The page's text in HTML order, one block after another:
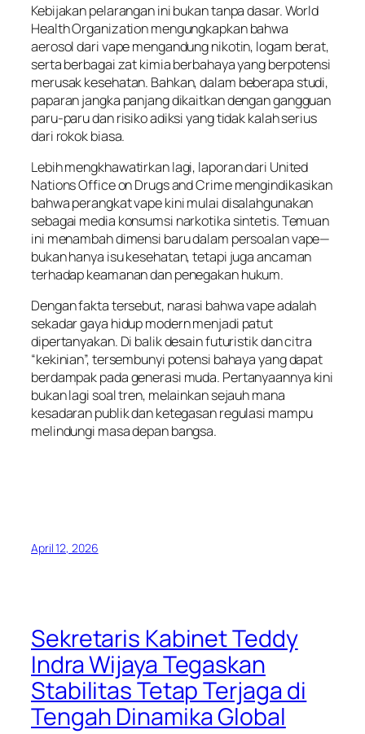
Kebijakan pelarangan ini bukan tanpa dasar. World
Health Organization mengungkapkan bahwa
aerosol dari vape mengandung nikotin, logam berat,
serta berbagai zat kimia berbahaya yang berpotensi
merusak kesehatan. Bahkan, dalam beberapa studi,
paparan jangka panjang dikaitkan dengan gangguan
paru-paru dan risiko adiksi yang tidak kalah serius
dari rokok biasa.
Lebih mengkhawatirkan lagi, laporan dari United
Nations Office on Drugs and Crime mengindikasikan
bahwa perangkat vape kini mulai disalahgunakan
sebagai media konsumsi narkotika sintetis. Temuan
ini menambah dimensi baru dalam persoalan vape—
bukan hanya isu kesehatan, tetapi juga ancaman
terhadap keamanan dan penegakan hukum.
Dengan fakta tersebut, narasi bahwa vape adalah
sekadar gaya hidup modern menjadi patut
dipertanyakan. Di balik desain futuristik dan citra
“kekinian”, tersembunyi potensi bahaya yang dapat
berdampak pada generasi muda. Pertanyaannya kini
bukan lagi soal tren, melainkan sejauh mana
kesadaran publik dan ketegasan regulasi mampu
melindungi masa depan bangsa.
April 12, 2026
Sekretaris Kabinet Teddy
Indra Wijaya Tegaskan
Stabilitas Tetap Terjaga di
Tengah Dinamika Global